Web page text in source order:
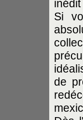
Si
de